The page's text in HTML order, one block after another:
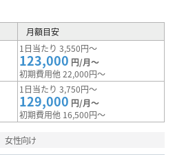
月額目安
1日当たり 3,550円～
123,000 円/月～
初期費用他 22,000円～
1日当たり 3,750円～
129,000 円/月～
初期費用他 16,500円～
女性向け